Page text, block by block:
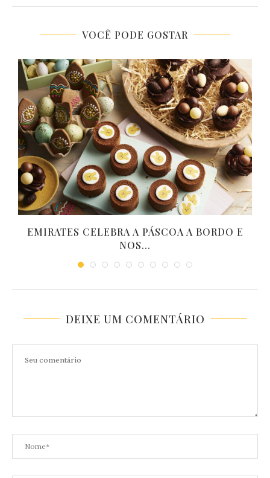
VOCÊ PODE GOSTAR
EMIRATES CELEBRA A PÁSCOA A BORDO E
NOS...
DEIXE UM COMENTÁRIO